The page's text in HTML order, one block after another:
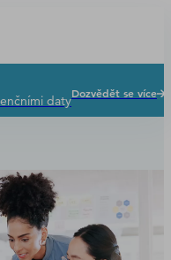
datyDozvědět se více